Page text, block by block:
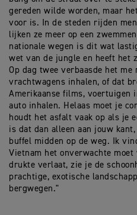
gereden wilde worden, maar
voor is. In de steden rijden
lijken ze meer op een
nationale wegen is dit wat
wet van de jungle en heeft het
Op dag twee verbaasde het
vrachtwagens inhalen, of dat
Amerikaanse films, voertuigen
auto inhalen. Helaas moet je
houdt het asfalt vaak op als je
is dat dan alleen aan jouw
buffel midden op de weg. Ik
Vietnam het onverwachte
drukte verlaat, zie je de
prachtige, exotische
bergwegen."